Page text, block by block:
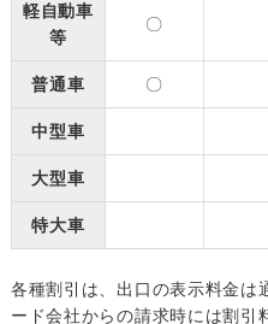
軽自動車
等
〇
普通車 〇
中型車
大型車
特大車
各種割引は、出口の表示料金は
ード会社からの請求時には割引